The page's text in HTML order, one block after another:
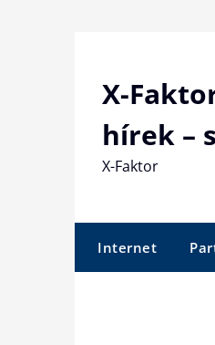
X-
hírek –
X-Faktor
Internet